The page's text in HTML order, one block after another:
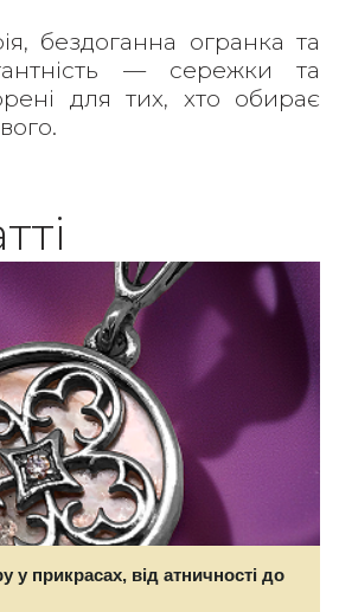
бездоганна огранка та
— сережки та
для тих, хто обирає
у прикрасах, від атничності до